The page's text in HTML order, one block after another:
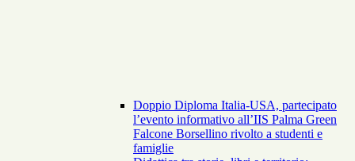
Doppio Diploma Italia-USA, partecipato
l’evento informativo all’IIS Palma Green
Falcone Borsellino rivolto a studenti e
famiglie